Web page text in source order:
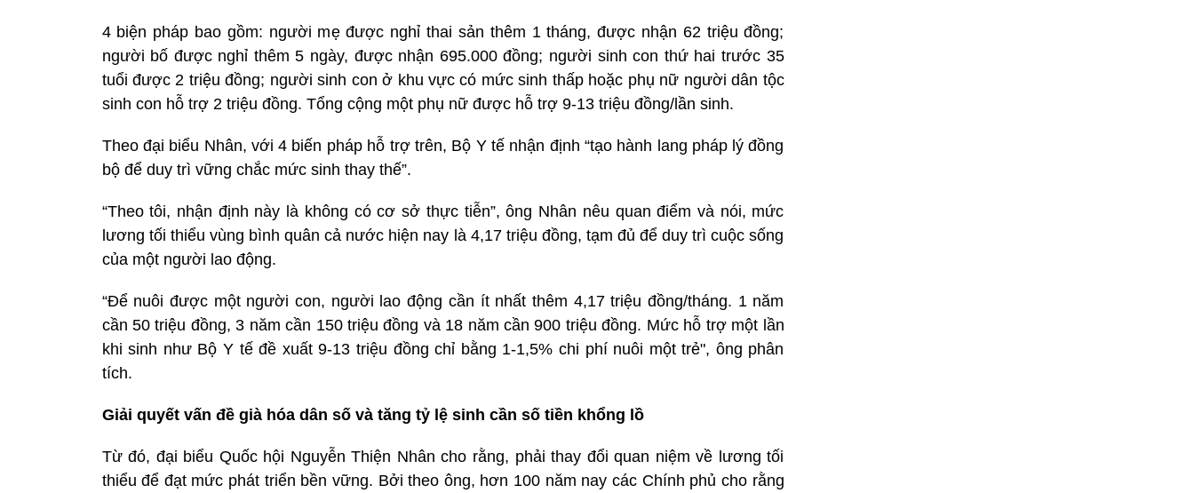
4 biện pháp bao gồm: người mẹ được nghỉ thai sản thêm 1 tháng, được nhận 62 triệu đồng;
người bố được nghỉ thêm 5 ngày, được nhận 695.000 đồng; người sinh con thứ hai trước 35
tuổi được 2 triệu đồng; người sinh con ở khu vực có mức sinh thấp hoặc phụ nữ người dân tộc
sinh con hỗ trợ 2 triệu đồng. Tổng cộng một phụ nữ được hỗ trợ 9-13 triệu đồng/lần sinh.
Theo đại biểu Nhân, với 4 biến pháp hỗ trợ trên, Bộ Y tế nhận định “tạo hành lang pháp lý đồng
bộ để duy trì vững chắc mức sinh thay thế”.
“Theo tôi, nhận định này là không có cơ sở thực tiễn”, ông Nhân nêu quan điểm và nói, mức
lương tối thiểu vùng bình quân cả nước hiện nay là 4,17 triệu đồng, tạm đủ để duy trì cuộc sống
của một người lao động.
“Để nuôi được một người con, người lao động cần ít nhất thêm 4,17 triệu đồng/tháng. 1 năm
cần 50 triệu đồng, 3 năm cần 150 triệu đồng và 18 năm cần 900 triệu đồng. Mức hỗ trợ một lần
khi sinh như Bộ Y tế đề xuất 9-13 triệu đồng chỉ bằng 1-1,5% chi phí nuôi một trẻ", ông phân
tích.
Giải quyết vấn đề già hóa dân số và tăng tỷ lệ sinh cần số tiền khổng lồ
Từ đó, đại biểu Quốc hội Nguyễn Thiện Nhân cho rằng, phải thay đổi quan niệm về lương tối
thiểu để đạt mức phát triển bền vững. Bởi theo ông, hơn 100 năm nay các Chính phủ cho rằng